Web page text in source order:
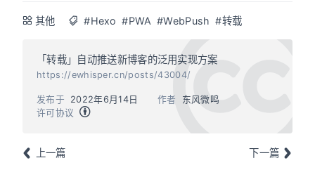
其他 #Hexo #PWA #WebPush #转载
「转载」自动推送新博客的泛用实现方案
https://ewhisper.cn/posts/43004/
作者 东风微鸣
发布于
2022年6月14日
许可协议
上一篇 下一篇